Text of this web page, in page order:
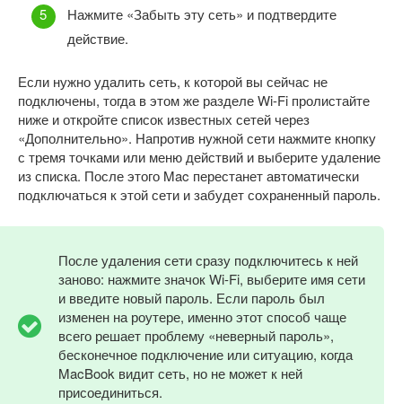
Нажмите «Забыть эту сеть» и подтвердите
действие.
Если нужно удалить сеть, к которой вы сейчас не
подключены, тогда в этом же разделе Wi-Fi пролистайте
ниже и откройте список известных сетей через
«Дополнительно». Напротив нужной сети нажмите кнопку
с тремя точками или меню действий и выберите удаление
из списка. После этого Mac перестанет автоматически
подключаться к этой сети и забудет сохраненный пароль.
После удаления сети сразу подключитесь к ней
заново: нажмите значок Wi-Fi, выберите имя сети
и введите новый пароль. Если пароль был
изменен на роутере, именно этот способ чаще
всего решает проблему «неверный пароль»,
бесконечное подключение или ситуацию, когда
MacBook видит сеть, но не может к ней
присоединиться.